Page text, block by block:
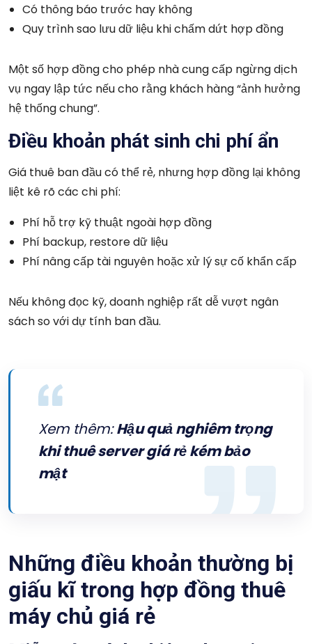
Có thông báo trước hay không
Quy trình sao lưu dữ liệu khi chấm dứt hợp đồng
Một số hợp đồng cho phép nhà cung cấp ngừng dịch
vụ ngay lập tức nếu cho rằng khách hàng “ảnh hưởng
hệ thống chung”.
Điều khoản phát sinh chi phí ẩn
Giá thuê ban đầu có thể rẻ, nhưng hợp đồng lại không
liệt kê rõ các chi phí:
Phí hỗ trợ kỹ thuật ngoài hợp đồng
Phí backup, restore dữ liệu
Phí nâng cấp tài nguyên hoặc xử lý sự cố khẩn cấp
Nếu không đọc kỹ, doanh nghiệp rất dễ vượt ngân
sách so với dự tính ban đầu.
Xem thêm:Hậu quả nghiêm trọng
khi thuê server giá rẻ kém bảo
mật
Những điều khoản thường bị
giấu kĩ trong hợp đồng thuê
máy chủ giá rẻ